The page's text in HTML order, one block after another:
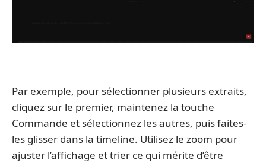
Par exemple, pour sélectionner plusieurs extraits,
cliquez sur le premier, maintenez la touche
Commande et sélectionnez les autres, puis faites-
les glisser dans la timeline. Utilisez le zoom pour
ajuster l’affichage et trier ce qui mérite d’être